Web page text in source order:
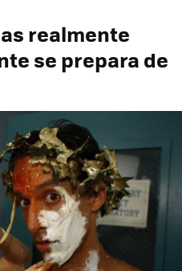
realmente
se prepara de